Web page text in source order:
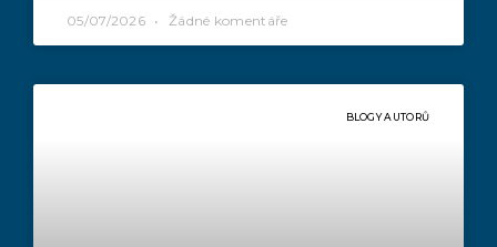
05/07/2026 Žádné komentáře
BLOGY AUTORŮ